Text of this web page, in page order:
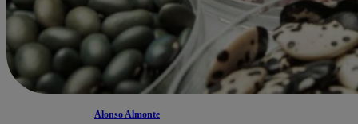
Alonso Almonte